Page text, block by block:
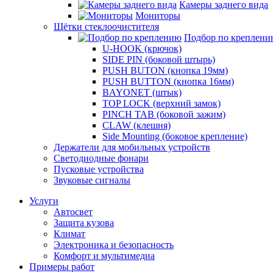
Камеры заднего вида
Мониторы
Щётки стеклоочистителя
Подбор по
U-HOOK (крючок)
SIDE PIN (боковой штырь)
PUSH BUTON (кнопка 19мм)
PUSH BUTTON (кнопка 16мм)
BAYONET (штык)
TOP LOCK (верхний замок)
PINCH TAB (боковой зажим)
CLAW (клешня)
Side Mounting (боковое крепление)
Держатели для мобильных устройств
Светодиодные фонари
Пусковые устройства
Звуковые сигналы
Услуги
Автосвет
Защита кузова
Климат
Электроника и безопасность
Комфорт и мультимедиа
Примеры работ